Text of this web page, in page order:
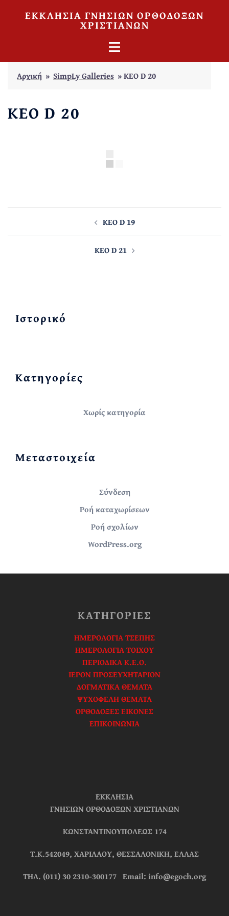
ΕΚΚΛΗΣΙΑ ΓΝΗΣΙΩΝ ΟΡΘΟΔΟΞΩΝ
ΧΡΙΣΤΙΑΝΩΝ
TOGGLE
MENU
Αρχική » SimpLy Galleries »KEO D 20
KEO D 20
Post KEO D 19
KEO D 21
Ιστορικό
Kατηγορίες
Χωρίς κατηγορία
Μεταστοιχεία
Σύνδεση
Ροή καταχωρίσεων
Ροή σχολίων
WordPress.org
ΚΑΤΗΓΟΡΙΕΣ
ΗΜΕΡΟΛΟΓΙΑ ΤΣΕΠΗΣ
ΗΜΕΡΟΛΟΓΙΑ ΤΟΙΧΟΥ
ΠΕΡΙΟΔΙΚΑ Κ.Ε.Ο.
ΙΕΡΟΝ ΠΡΟΣΕΥΧΗΤΑΡΙΟΝ
ΔΟΓΜΑΤΙΚΑ ΘΕΜΑΤΑ
ΨΥΧΟΦΕΛΗ ΘΕΜΑΤΑ
ΟΡΘΟΔΟΞΕΣ ΕΙΚΟΝΕΣ
ΕΠΙΚΟΙΝΩΝΙΑ
ΕΚΚΛΗΣΙΑ
ΓΝΗΣΙΩΝ ΟΡΘΟΔΟΞΩΝ ΧΡΙΣΤΙΑΝΩΝ
ΚΩΝΣΤΑΝΤΙΝΟΥΠΟΛΕΩΣ 174
Τ.Κ.542049, ΧΑΡΙΛΑΟΥ, ΘΕΣΣΑΛΟΝΙΚΗ, ΕΛΛΑΣ
ΤΗΛ. (011) 30 2310-300177 Email: info@egoch.org